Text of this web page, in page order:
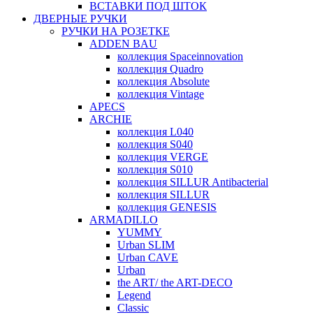
ВСТАВКИ ПОД ШТОК
ДВЕРНЫЕ РУЧКИ
РУЧКИ НА РОЗЕТКЕ
ADDEN BAU
коллекция Spaceinnovation
коллекция Quadro
коллекция Absolute
коллекция Vintage
APECS
ARCHIE
коллекция L040
коллекция S040
коллекция VERGE
коллекция S010
коллекция SILLUR Antibacterial
коллекция SILLUR
коллекция GENESIS
ARMADILLO
YUMMY
Urban SLIM
Urban CAVE
Urban
the ART/ the ART-DECO
Legend
Classic